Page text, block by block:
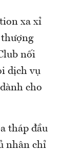
xa xỉ
nối
dịch vụ
cho
tháp đầu
nhân chỉ